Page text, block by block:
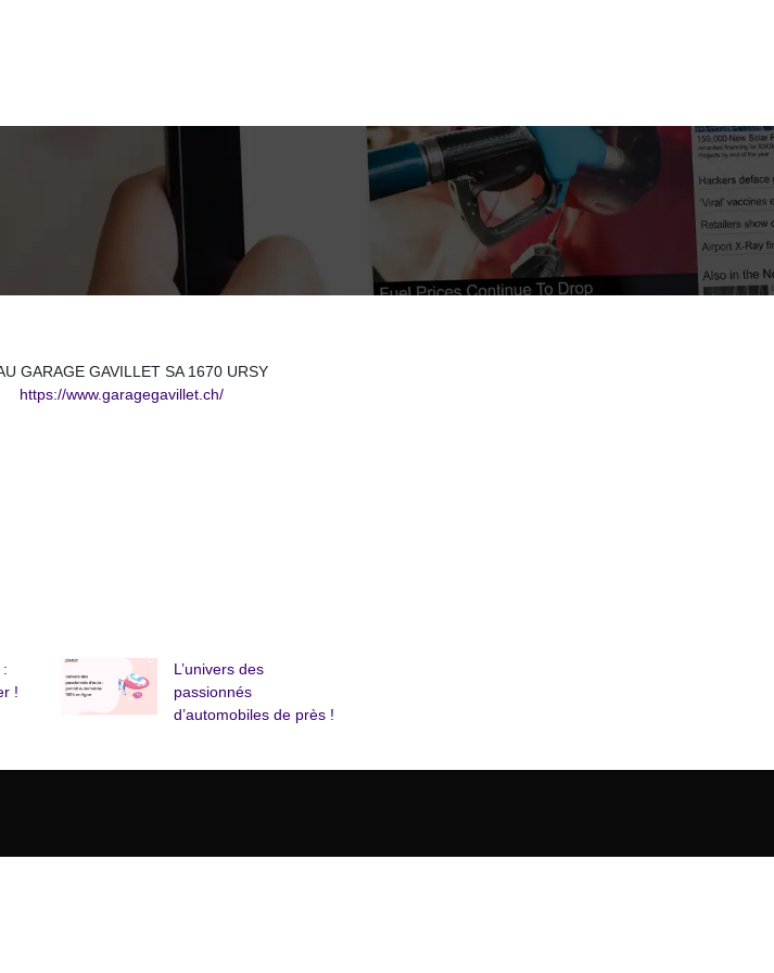
GARAGE GAVILLET SA 1670 URSY
https://www.garagegavillet.ch/
!
L’univers des
passionnés
d’automobiles de près !